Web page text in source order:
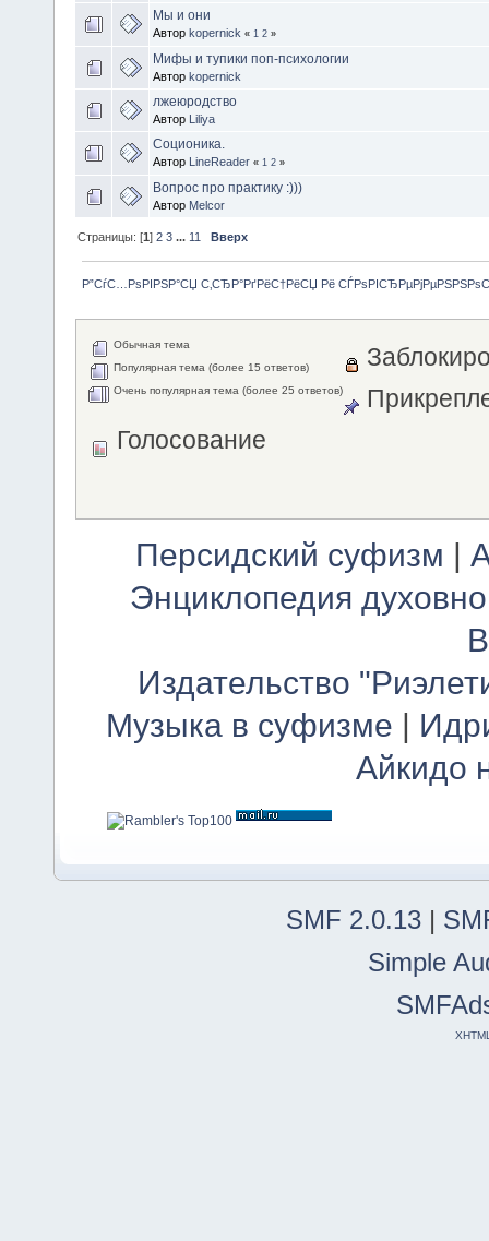
Мы и они
Автор kopernick « 1 2 »
Мифы и тупики поп-психологии
Автор kopernick
лжеюродство
Автор Liliya
Соционика.
Автор LineReader « 1 2 »
Вопрос про практику :)))
Автор Melcor
Страницы: [1]2 3 ... 11 Вверх
Р”СѓС…РѕРІРЅР°СЏ С‚СЂР°РґРёС†РёСЏ Рё
Обычная тема
Популярная тема (более 15 ответов)
Очень популярная тема (более 25 ответов)
Голосование
Персидский суфизм |
Энциклопедия
Издательство
Музыка в суфизме |
Айкидо
SMF 2.0.13 |
Simple